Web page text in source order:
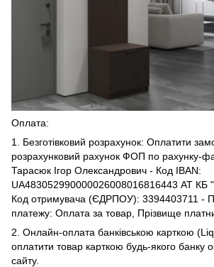
Оплата:
1. Безготівковий розрахунок: Оплатити
розрахунковий рахунок ФОП по рахунку-
Тарасюк Ігор Олександрович - Код IBAN:
UA483052990000026008016816443 АТ
Код отримувача (ЄДРПОУ): 3394403711 -
платежу: Оплата за товар, Прізвище
2. Онлайн-оплата банківською карткою
оплатити товар карткою будь-якого банку
сайту.